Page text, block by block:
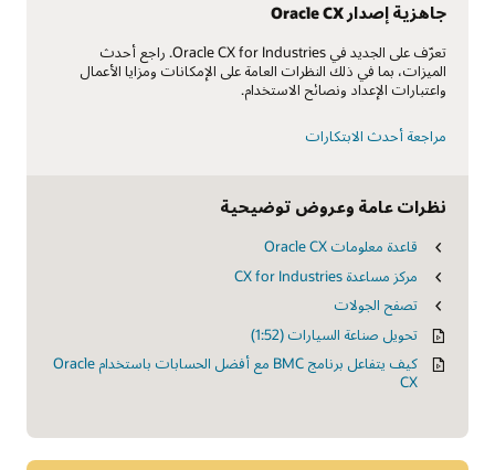
جاهزية إصدار Oracle CX
تعرّف على الجديد في Oracle CX for Industries. راجع أحدث
الميزات، بما في ذلك النظرات العامة على الإمكانات ومزايا الأعمال
واعتبارات الإعداد ونصائح الاستخدام.
مراجعة أحدث الابتكارات
نظرات عامة وعروض توضيحية
قاعدة معلومات Oracle CX
مركز مساعدة CX for Industries
تصفح الجولات
تحويل صناعة السيارات (1:52)
كيف يتفاعل برنامج BMC مع أفضل الحسابات باستخدام Oracle
CX